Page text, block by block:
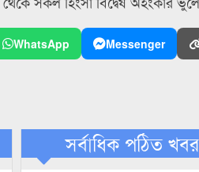
WhatsApp Messenger
সর্বাধিক পঠিত খবর